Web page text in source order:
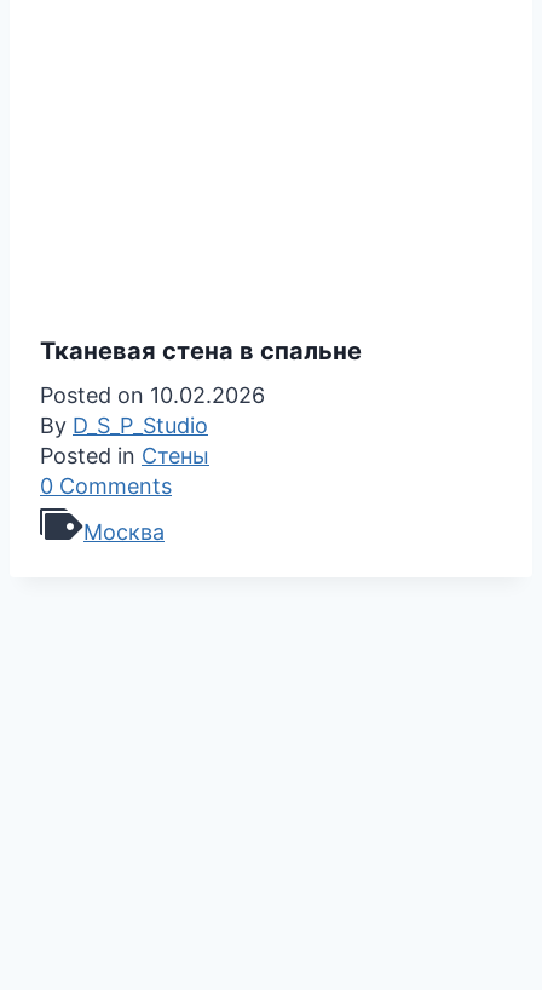
Тканевая стена в спальне
Posted on 10.02.2026
By D_S_P_Studio
Posted in Cтены
0 Comments
Москва